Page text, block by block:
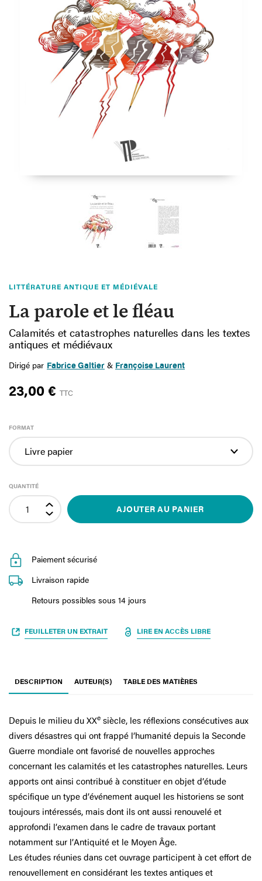
LITTÉRATURE ANTIQUE ET MÉDIÉVALE
La parole et le fléau
Calamités et catastrophes naturelles dans les textes
antiques et médiévaux
Dirigé par Fabrice Galtier & Françoise Laurent
23,00 € TTC
FORMAT
QUANTITÉ
AJOUTER AU PANIER
Paiement sécurisé
Livraison rapide
Retours possibles sous 14 jours
FEUILLETER UN EXTRAIT LIRE EN ACCÈS LIBRE
DESCRIPTION AUTEUR(S) TABLE DES MATIÈRES
Depuis le milieu du XXe siècle, les réflexions consécutives aux
divers désastres qui ont frappé l’humanité depuis la Seconde
Guerre mondiale ont favorisé de nouvelles approches
concernant les calamités et les catastrophes naturelles. Leurs
apports ont ainsi contribué à constituer en objet d’étude
spécifique un type d’événement auquel les historiens se sont
toujours intéressés, mais dont ils ont aussi renouvelé et
approfondi l’examen dans le cadre de travaux portant
notamment sur l’Antiquité et le Moyen Âge.
Les études réunies dans cet ouvrage participent à cet effort de
renouvellement en considérant les textes antiques et